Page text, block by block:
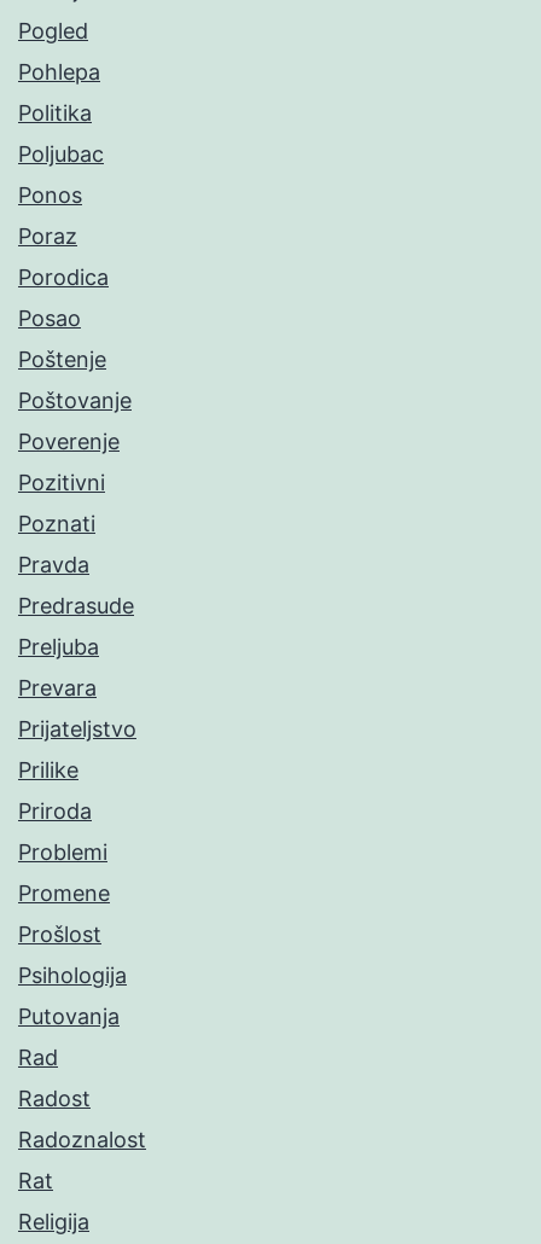
Pogled
Pohlepa
Politika
Poljubac
Ponos
Poraz
Porodica
Posao
Poštenje
Poštovanje
Poverenje
Pozitivni
Poznati
Pravda
Predrasude
Preljuba
Prevara
Prijateljstvo
Prilike
Priroda
Problemi
Promene
Prošlost
Psihologija
Putovanja
Rad
Radost
Radoznalost
Rat
Religija